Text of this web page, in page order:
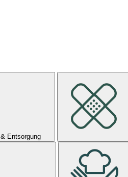
Entsorgung